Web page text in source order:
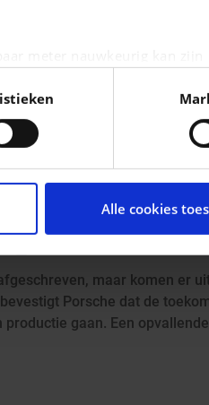
voorkeuren in het
voor social media te
van onze site met onze
combineren met andere
van hun services.
Alle cookies
PORSCHE
BEVESTIGD
maar komen er
Porsche dat de
productie gaan. Een